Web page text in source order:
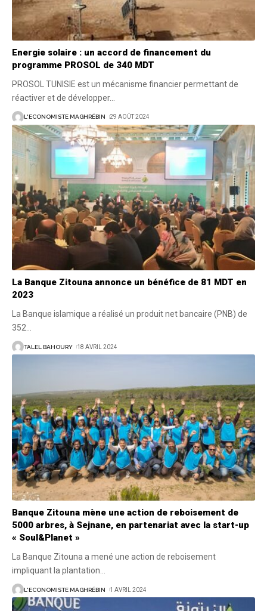
Energie solaire : un accord de financement du
programme PROSOL de 340 MDT
PROSOL TUNISIE est un mécanisme financier permettant de
réactiver et de développer…
L'ECONOMISTE MAGHRÉBIN 29 AOÛT 2024
La Banque Zitouna annonce un bénéfice de 81 MDT en
2023
La Banque islamique a réalisé un produit net bancaire (PNB) de
352…
TALEL BAHOURY 18 AVRIL 2024
Banque Zitouna mène une action de reboisement de
5000 arbres, à Sejnane, en partenariat avec la start-up
« Soul&Planet »
La Banque Zitouna a mené une action de reboisement
impliquant la plantation
L'ECONOMISTE MAGHRÉBIN 1 AVRIL 2024